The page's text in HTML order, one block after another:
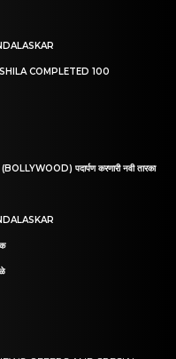
COMPLETED 100
पदार्पण करणारी नवी तारका